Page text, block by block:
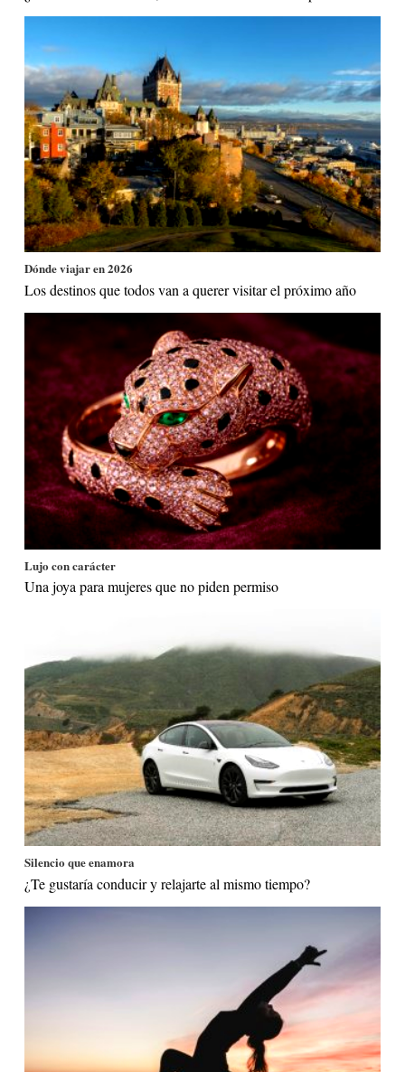
Dónde viajar en 2026
Los destinos que todos van a querer visitar el próximo año
Lujo con carácter
Una joya para mujeres que no piden permiso
Silencio que enamora
¿Te gustaría conducir y relajarte al mismo tiempo?